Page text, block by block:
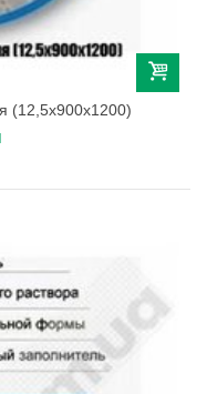
(12,5х900х1200)